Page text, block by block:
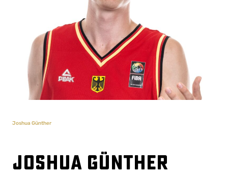
Joshua Günther
Joshua Günther